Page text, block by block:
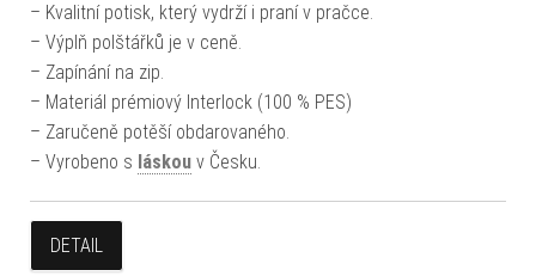
– Kvalitní potisk, který vydrží i praní v pračce.
– Výplň polštářků je v ceně.
– Zapínání na zip.
– Materiál prémiový Interlock (100 % PES)
– Zaručeně potěší obdarovaného.
– Vyrobeno s láskou v Česku.
DETAIL